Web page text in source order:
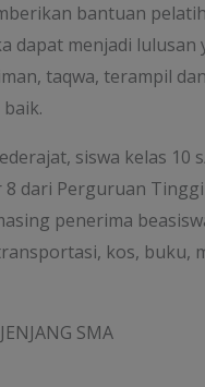
bantuan
dapat menjadi lulusan
taqwa, terampil
siswa kelas 10
8 dari Perguruan
penerima
kos, buku,
SMA